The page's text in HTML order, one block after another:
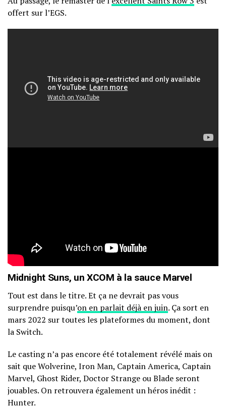
offert sur l’EGS.
Midnight Suns, un XCOM à la sauce Marvel
Tout est dans le titre. Et ça ne devrait pas vous
surprendre puisqu’on en parlait déjà en juin. Ça sort en
mars 2022 sur toutes les plateformes du moment, dont
la Switch.
Le casting n’a pas encore été totalement révélé mais on
sait que Wolverine, Iron Man, Captain America, Captain
Marvel, Ghost Rider, Doctor Strange ou Blade seront
jouables. On retrouvera également un héros inédit :
Hunter.